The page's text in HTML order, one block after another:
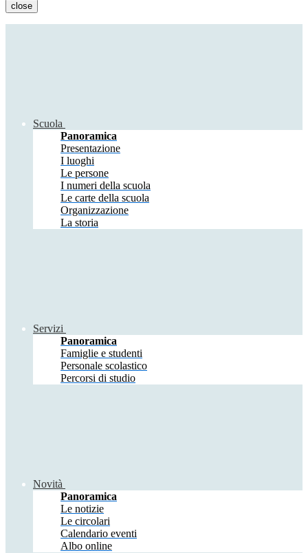
close
Scuola
Panoramica
Presentazione
I luoghi
Le persone
I numeri della scuola
Le carte della scuola
Organizzazione
La storia
Servizi
Panoramica
Famiglie e studenti
Personale scolastico
Percorsi di studio
Novità
Panoramica
Le notizie
Le circolari
Calendario eventi
Albo online